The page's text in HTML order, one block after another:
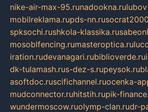
nike-air-max-95.runadookna.ru
mobilreklama.rupds-nn.ru
spksochi.rushkola-klassika.ru
mosoblfencing.rumasteroptica.ru
iration.rudevanagari.rubiblioverde.ru
dk-tulamash.rus-dez-s.rupeysok.ru
asoftdoc.ruscifichannel.ruocenka-
mudconnector.ruhitstih.rupik-
wundermoscow.ruolymp-clan.rudr-